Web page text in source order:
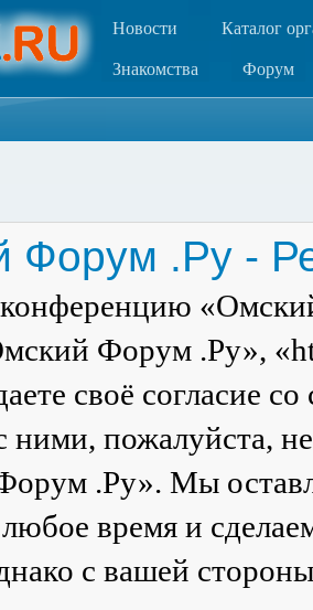
Новости Каталог
Знакомства Форум
Форум .Ру -
конференцию
Форум .Ру»,
своё согласие
ними, пожалуйста,
.Ру». Мы
время и
с вашей